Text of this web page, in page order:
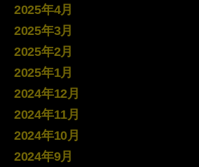
2025年4月
2025年3月
2025年2月
2025年1月
2024年12月
2024年11月
2024年10月
2024年9月